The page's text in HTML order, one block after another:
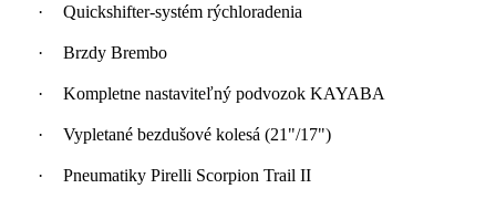
· Quickshifter-systém rýchloradenia
· Brzdy Brembo
· Kompletne nastaviteľný podvozok KAYABA
· Vypletané bezdušové kolesá (21"/17")
· Pneumatiky Pirelli Scorpion Trail II